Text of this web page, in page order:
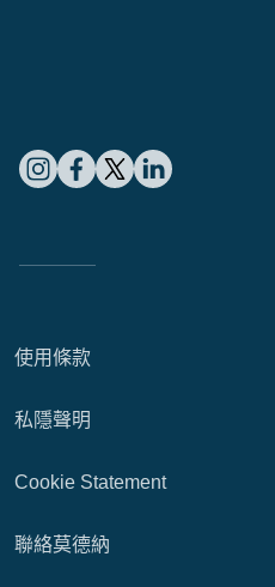
使用條款
私隱聲明
Cookie Statement
聯絡莫德納